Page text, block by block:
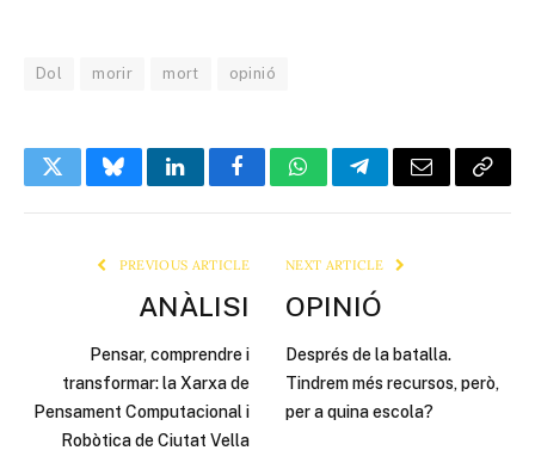
Dol morir mort opinió
TwitterBlueskyLinkedInFacebookWhatsAppTelegramEmail Copy
PREVIOUS ARTICLE
ANÀLISI
Pensar, comprendre i
transformar: la Xarxa de
Pensament Computacional i
Robòtica de Ciutat Vella
NEXT ARTICLE
OPINIÓ
Després de la batalla.
Tindrem més recursos, però,
per a quina escola?